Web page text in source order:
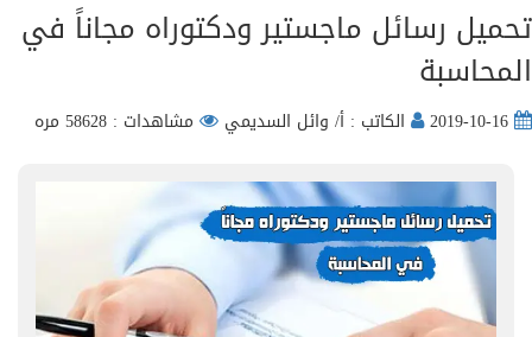
تحميل رسائل ماجستير ودكتوراه مجاناً في
المحاسبة
الكاتب : أ/ وائل السديمي مشاهدات : 58628 مره